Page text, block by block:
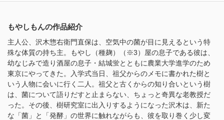
もやしもんの作品紹介
主人公、沢木惣右衛門直保は、空気中の菌が目に見えるという特
殊な体質の持ち主。もやし（種麹）（※3）屋の息子である彼は、
幼なじみで造り酒屋の息子・結城蛍とともに農業大学進学のため
東京にやってきた。入学式当日、祖父からのメモに書かれた樹と
いう人物に会いに行く二人。祖父と古くからの知り合いという樹
は、菌について語りだすと止まらない、ちょっと奇異な老教授だ
った。その後、樹研究室に出入りするようになった沢木は、新た
な「菌」と「発酵」の世界に触れながらも、彼を取り巻く少し変